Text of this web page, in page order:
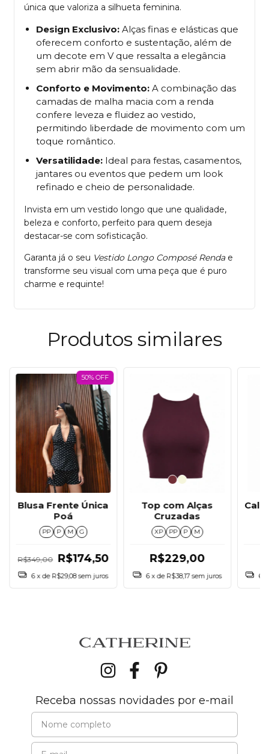
única que valoriza a silhueta feminina.
Design Exclusivo: Alças finas e elásticas que
oferecem conforto e sustentação, além de
um decote em V que ressalta a elegância
sem abrir mão da sensualidade.
Conforto e Movimento: A combinação das
camadas de malha macia com a renda
confere leveza e fluidez ao vestido,
permitindo liberdade de movimento com um
toque romântico.
Versatilidade: Ideal para festas, casamentos,
jantares ou eventos que pedem um look
refinado e cheio de personalidade.
Invista em um vestido longo que une qualidade,
beleza e conforto, perfeito para quem deseja
destacar-se com sofisticação.
Garanta já o seu Vestido Longo Composé Rendae
transforme seu visual com uma peça que é puro
charme e requinte!
Produtos similares
50% OFF
Blusa Frente Única
Poá
PP P M G
R$349,00 R$174,50
6 x de R$29,08 sem juros
Top com Alças
Cruzadas
XP PP P M
R$229,00
6 x de R$38,17 sem juros 6
Receba nossas novidades por e-mail